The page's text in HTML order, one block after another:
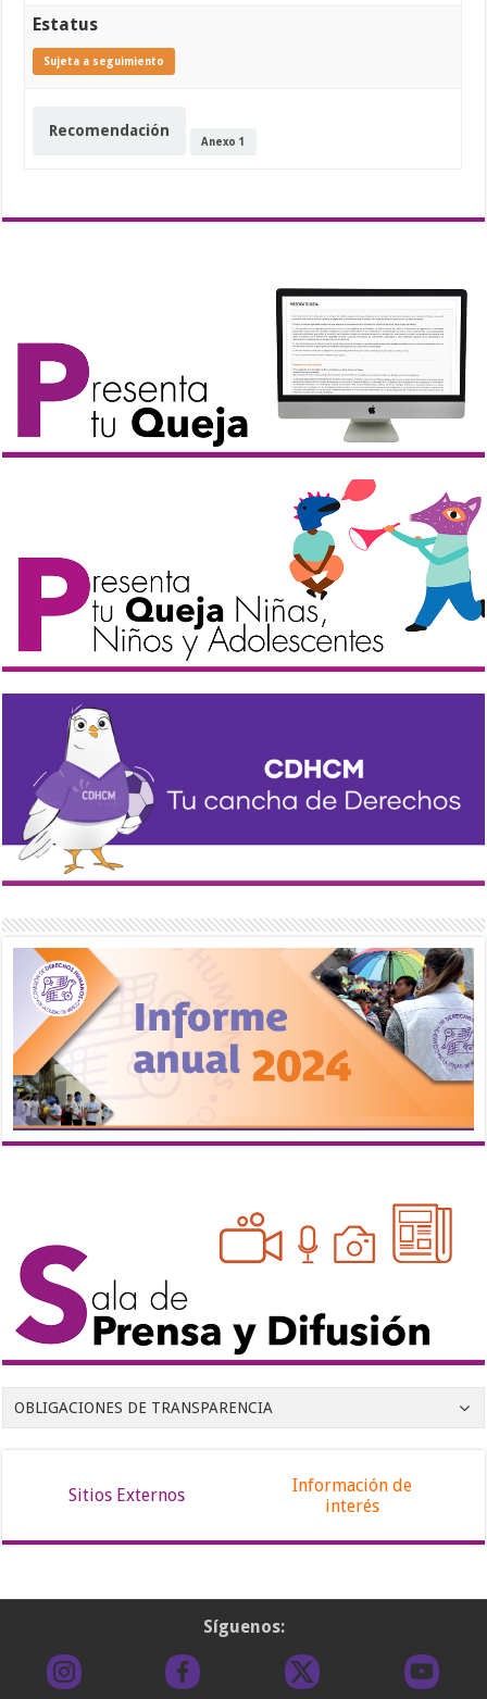
Estatus
Sujeta a seguimiento
Recomendación
Anexo 1
OBLIGACIONES DE TRANSPARENCIA
Sitios Externos
Información de
interés
Síguenos: